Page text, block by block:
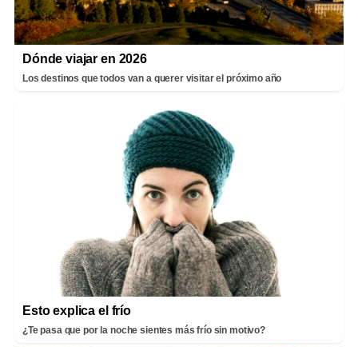
Dónde viajar en 2026
Los destinos que todos van a querer visitar el próximo año
Esto explica el frío
¿Te pasa que por la noche sientes más frío sin motivo?